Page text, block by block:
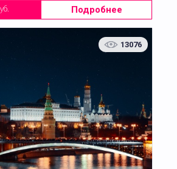
Подробнее
13076